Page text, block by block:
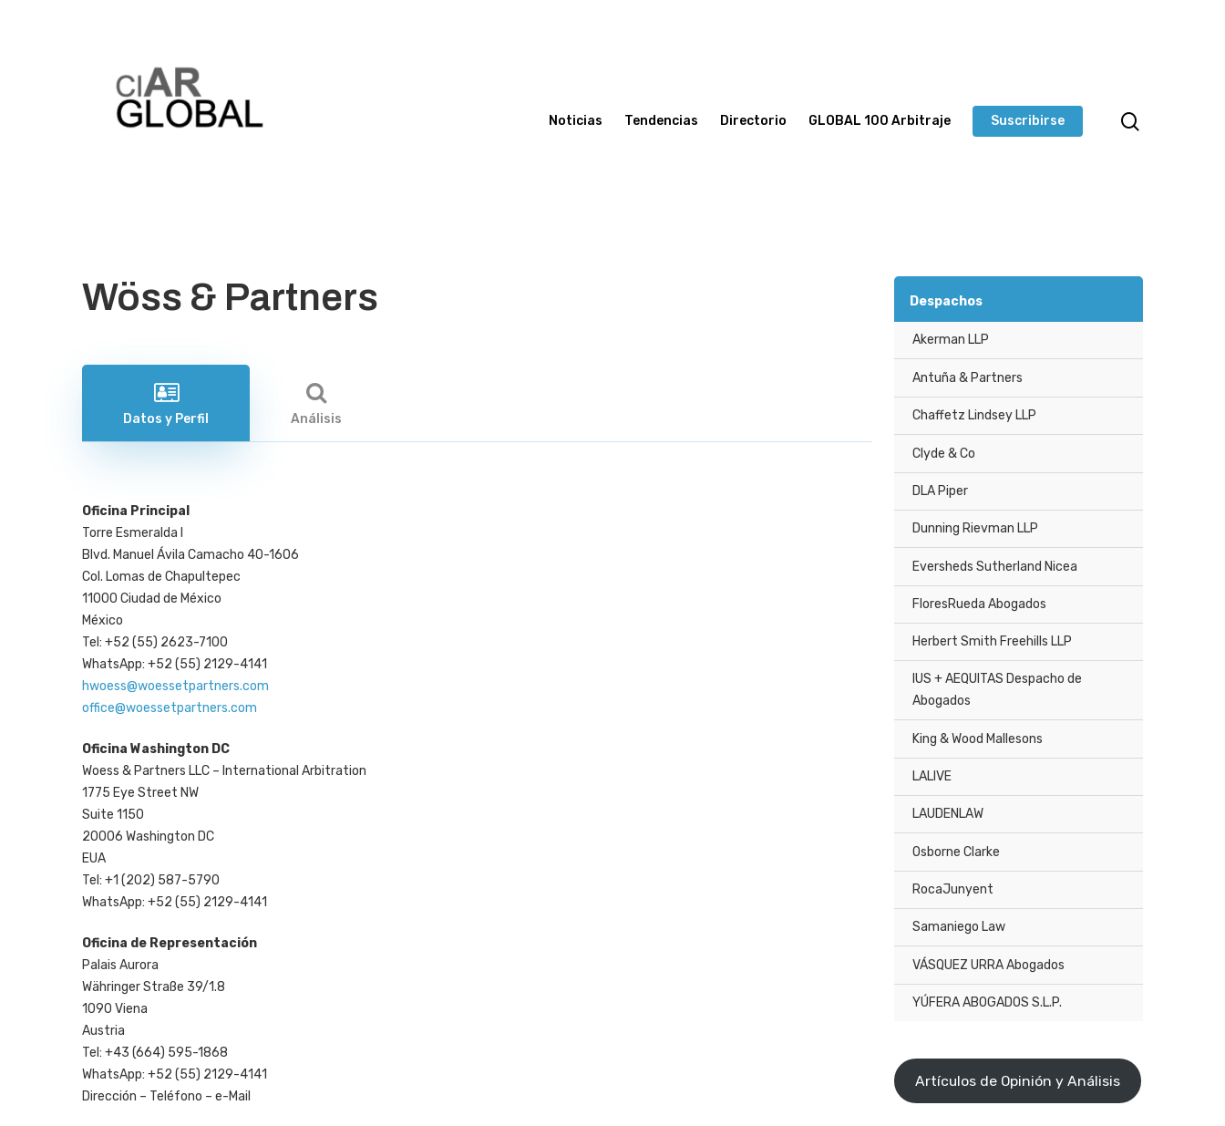
Presione enter para buscar o ESC para cerrar
Noticias Tendencias Directorio GLOBAL 100 Arbitraje Suscribirse
Wöss & Partners
Datos y Perfil Análisis
Oficina Principal
Torre Esmeralda I
Blvd. Manuel Ávila Camacho 40-1606
Col. Lomas de Chapultepec
11000 Ciudad de México
México
Tel: +52 (55) 2623-7100
WhatsApp: +52 (55) 2129-4141
hwoess@woessetpartners.com
office@woessetpartners.com
Oficina Washington DC
Woess & Partners LLC – International Arbitration
1775 Eye Street NW
Suite 1150
20006 Washington DC
EUA
Tel: +1 (202) 587-5790
WhatsApp: +52 (55) 2129-4141
Oficina de Representación
Palais Aurora
Währinger Straße 39/1.8
1090 Viena
Austria
Tel: +43 (664) 595-1868
WhatsApp: +52 (55) 2129-4141
Dirección – Teléfono – e-Mail
Despachos
Akerman LLP
Antuña & Partners
Chaffetz Lindsey LLP
Clyde & Co
DLA Piper
Dunning Rievman LLP
Eversheds Sutherland Nicea
FloresRueda Abogados
Herbert Smith Freehills LLP
IUS + AEQUITAS Despacho de
Abogados
King & Wood Mallesons
LALIVE
LAUDENLAW
Osborne Clarke
RocaJunyent
Samaniego Law
VÁSQUEZ URRA Abogados
YÚFERA ABOGADOS S.L.P.
Artículos de Opinión y Análisis